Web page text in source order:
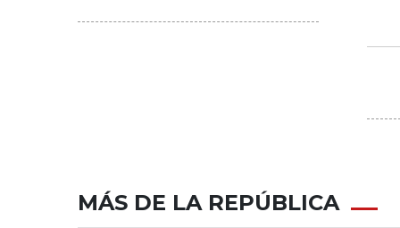
MÁS DE LA REPÚBLICA